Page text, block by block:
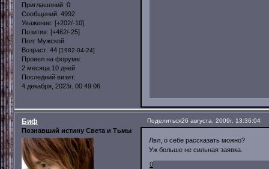
Приглашений: 0
Сообщений: 4992
Уважение: [+202/-10]
Позитив: [+462/-25]
Пол: Мужской
Возраст: 44 [1982-04-24]
Провел на форуме:
2 месяца 10 дней
Последний визит:
4 декабря, 2023г. 00:49:06
Поделиться26 августа, 2009г. 13:36:04
Биф
Познавший истину Света и Тьмы
Лвл, о себе рассказать можно?
Уж больше не сильная заявка.
0